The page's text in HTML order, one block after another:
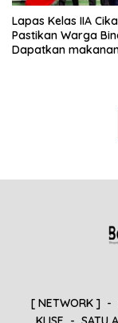
Lapas Kelas IIA
Pastikan Warga
Dapatkan
[ NETWORK ]